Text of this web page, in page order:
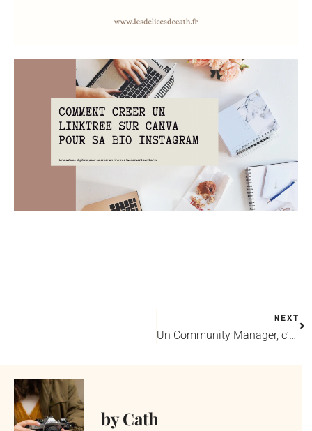
NEXT
Un Community Manager, c’est quoi ?
by Cath